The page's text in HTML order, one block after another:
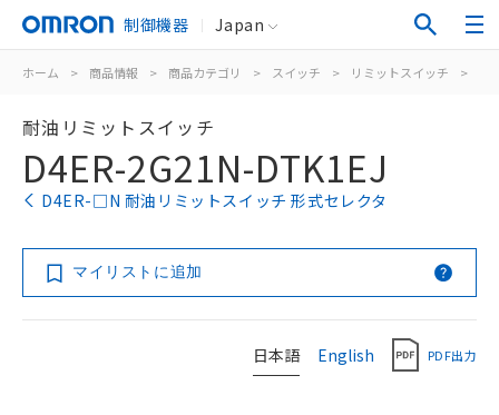
制御機器 Japan
ホーム > 商品情報 > 商品カテゴリ > スイッチ > リミットスイッチ >
耐油リミットスイッチ
D4ER-2G21N-DTK1EJ
D4ER-□N 耐油リミットスイッチ 形式セレクタ
マイリストに追加
日本語 English PDF出力